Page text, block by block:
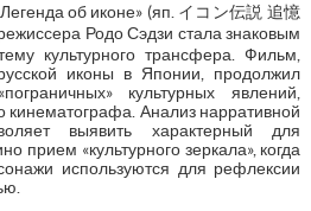
об иконе» (яп. イコン伝説 追憶
Родо Сэдзи стала знаковым
культурного трансфера. Фильм,
иконы в Японии, продолжил
культурных явлений,
кинематографа. Анализ нарративной
выявить характерный для
прием «культурного зеркала», когда
используются для рефлексии